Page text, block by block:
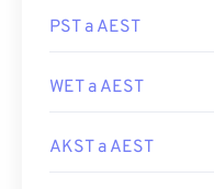
PST a AEST
WET a AEST
AKST a AEST